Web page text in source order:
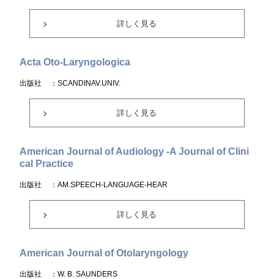
詳しく見る
Acta Oto-Laryngologica
出版社 ：SCANDINAV.UNIV.
詳しく見る
American Journal of Audiology -A Journal of Clini
cal Practice
出版社 ：AM.SPEECH-LANGUAGE-HEAR
詳しく見る
American Journal of Otolaryngology
出版社 ：W. B. SAUNDERS